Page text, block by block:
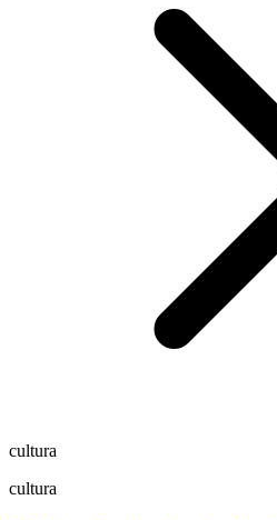
cultura
cultura